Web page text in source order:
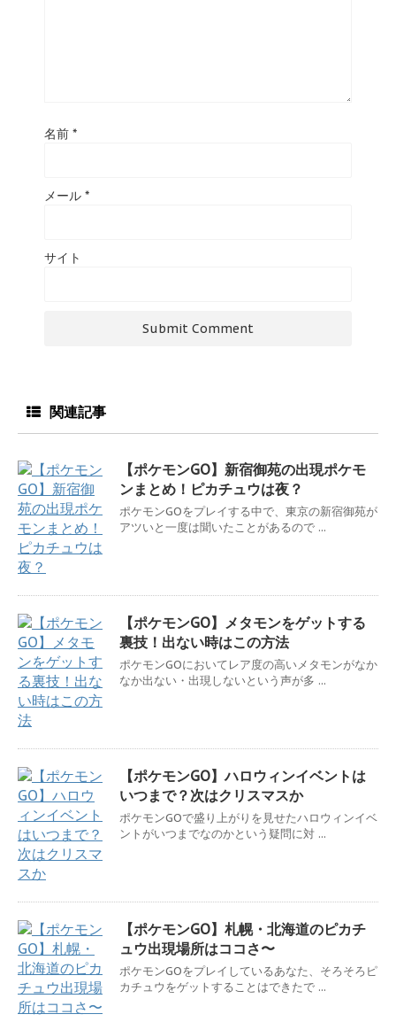
名前 *
メール *
サイト
関連記事
【ポケモンGO】新宿御苑の出現ポケモ
ンまとめ！ピカチュウは夜？
ポケモンGOをプレイする中で、東京の新宿御苑が
アツいと一度は聞いたことがあるので ...
【ポケモンGO】メタモンをゲットする
裏技！出ない時はこの方法
ポケモンGOにおいてレア度の高いメタモンがなか
なか出ない・出現しないという声が多 ...
【ポケモンGO】ハロウィンイベントは
いつまで？次はクリスマスか
ポケモンGOで盛り上がりを見せたハロウィンイベ
ントがいつまでなのかという疑問に対 ...
【ポケモンGO】札幌・北海道のピカチ
ュウ出現場所はココさ〜
ポケモンGOをプレイしているあなた、そろそろピ
カチュウをゲットすることはできたで ...